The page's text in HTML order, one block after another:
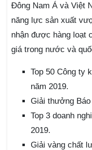
Đông Nam Á và Việt
năng lực sản xuất
nhận được hàng loạt
giá trong nước và
Top 50 Công ty
năm 2019.
Giải thưởng
Top 3 doanh
2019.
Giải vàng chất